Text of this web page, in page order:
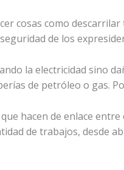
cosas como
de los
la electricidad sino
de petróleo o gas.
hacen de enlace
de trabajos, desde